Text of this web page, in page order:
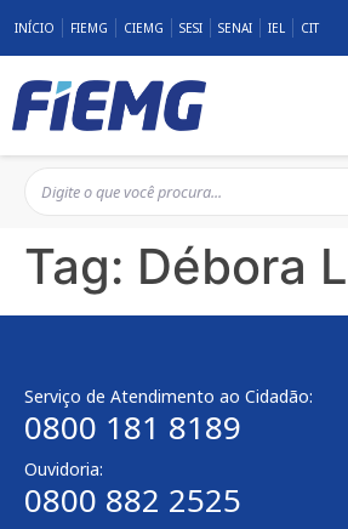
INÍCIO FIEMG CIEMG SESI SENAI IEL CIT
Tag: Débora
Serviço de Atendimento ao Cidadão:
0800 181 8189
Ouvidoria:
0800 882 2525